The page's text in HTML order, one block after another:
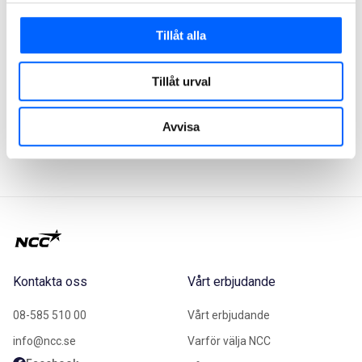
Tillåt alla
Tillåt urval
Avvisa
från tidigare etapper, i nära samverkan med
Specialfastigheter och Kriminalvården, åstadkommer vi en
Bergstedt.
2025-01-07
Kontakta oss
08-585 510 00
info@ncc.se
Vårt erbjudande
Vårt erbjudande
Varför välja NCC